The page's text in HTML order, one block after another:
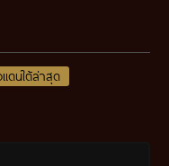
ดนใต้ล่าสุด